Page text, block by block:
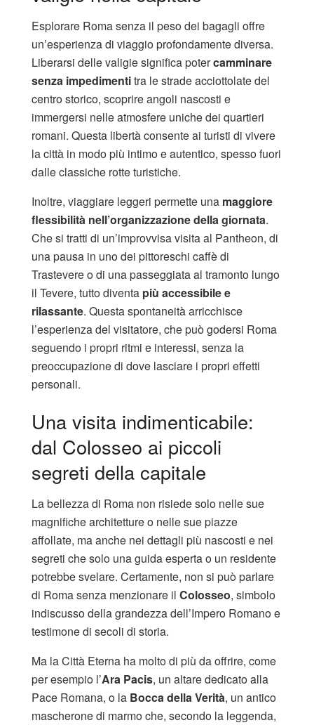
Esplorare Roma senza il peso dei bagagli offre
un’esperienza di viaggio profondamente diversa.
Liberarsi delle valigie significa potercamminare
senza impedimentitra le strade acciottolate del
centro storico, scoprire angoli nascosti e
immergersi nelle atmosfere uniche dei quartieri
romani. Questa libertà consente ai turisti di vivere
la città in modo più intimo e autentico, spesso fuori
dalle classiche rotte turistiche.
Inoltre, viaggiare leggeri permette una maggiore
flessibilità nell’organizzazione della giornata.
Che si tratti di un’improvvisa visita al Pantheon, di
una pausa in uno dei pittoreschi caffè di
Trastevere o di una passeggiata al tramonto lungo
il Tevere, tutto diventa più accessibile e
rilassante. Questa spontaneità arricchisce
l’esperienza del visitatore, che può godersi Roma
seguendo i propri ritmi e interessi, senza la
preoccupazione di dove lasciare i propri effetti
personali.
Una visita indimenticabile:
dal Colosseo ai piccoli
segreti della capitale
La bellezza di Roma non risiede solo nelle sue
magnifiche architetture o nelle sue piazze
affollate, ma anche nei dettagli più nascosti e nei
segreti che solo una guida esperta o un residente
potrebbe svelare. Certamente, non si può parlare
di Roma senza menzionare il Colosseo, simbolo
indiscusso della grandezza dell’Impero Romano e
testimone di secoli di storia.
Ma la Città Eterna ha molto di più da offrire, come
per esempio l’Ara Pacis, un altare dedicato alla
Pace Romana, o la Bocca della Verità, un antico
mascherone di marmo che, secondo la leggenda,